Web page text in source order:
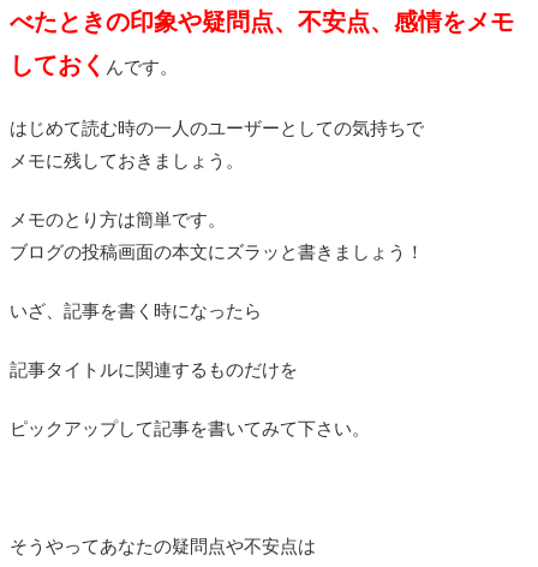
べたときの印象や疑問点、不安点、感情をメモ
しておく んです。
はじめて読む時の一人のユーザーとしての気持ちで
メモに残しておきましょう。
メモのとり方は簡単です。
ブログの投稿画面の本文にズラッと書きましょう！
いざ、記事を書く時になったら
記事タイトルに関連するものだけを
ピックアップして記事を書いてみて下さい。
そうやってあなたの疑問点や不安点は